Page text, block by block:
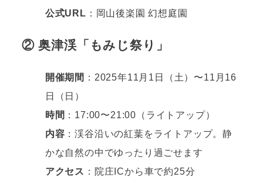
公式URL ： 岡山後楽園 幻想庭園
② 奥津渓「もみじ祭り」
開催期間 ：2025年11月1日（土）〜11月16
日（日）
時間 ：17:00〜21:00（ライトアップ）
内容 ：渓谷沿いの紅葉をライトアップ。静
かな自然の中でゆったり過ごせます
アクセス ：院庄ICから車で約25分